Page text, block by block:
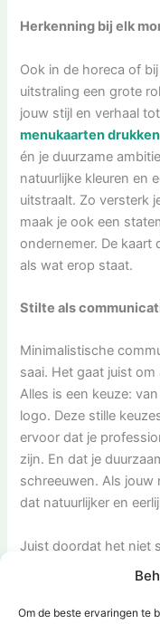
Om de beste ervaringen te
Herkenning bij elk
Ook in de horeca of
uitstraling een grote
jouw stijl en verhaal
menukaarten drukken
én je duurzame
natuurlijke kleuren en
uitstraalt. Zo versterk
maak je ook een
ondernemer. De kaart
als wat erop staat.
Stilte als
Minimalistische
saai. Het gaat juist
Alles is een keuze:
logo. Deze stille
ervoor dat je
zijn. En dat je
schreeuwen. Als jouw
dat natuurlijker en
Juist doordat het niet
bewuste keuzes
klopt bij je omgeving
ondernemer niet